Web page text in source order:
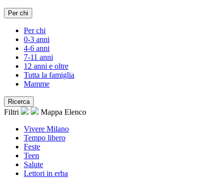
Per chi
Per chi
0-3 anni
4-6 anni
7-11 anni
12 anni e oltre
Tutta la famiglia
Mamme
Ricerca
Filtri Mappa Elenco
Vivere Milano
Tempo libero
Feste
Teen
Salute
Lettori in erba